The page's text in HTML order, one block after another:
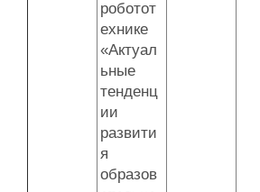
роботот
ехнике
«Актуал
ьные
тенденц
ии
развити
я
образов